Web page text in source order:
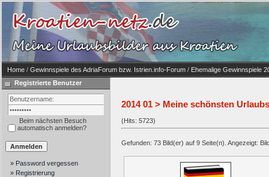
Home / Gewinnspiele des AdriaForum bzw. Istrien.info-Forum / Ehemalige Gewinnspiele
Registrierte Benutzer
Beim nächsten Besuch
automatisch anmelden?
» Password vergessen
» Registrierung
2014 01 > Meine schönsten
(Hits: 5723)
Gefunden: 73 Bild(er) auf 9 Seite(n). Angezeigt: